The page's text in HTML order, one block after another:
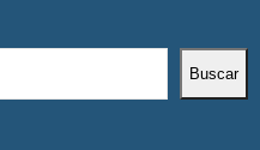
Buscar